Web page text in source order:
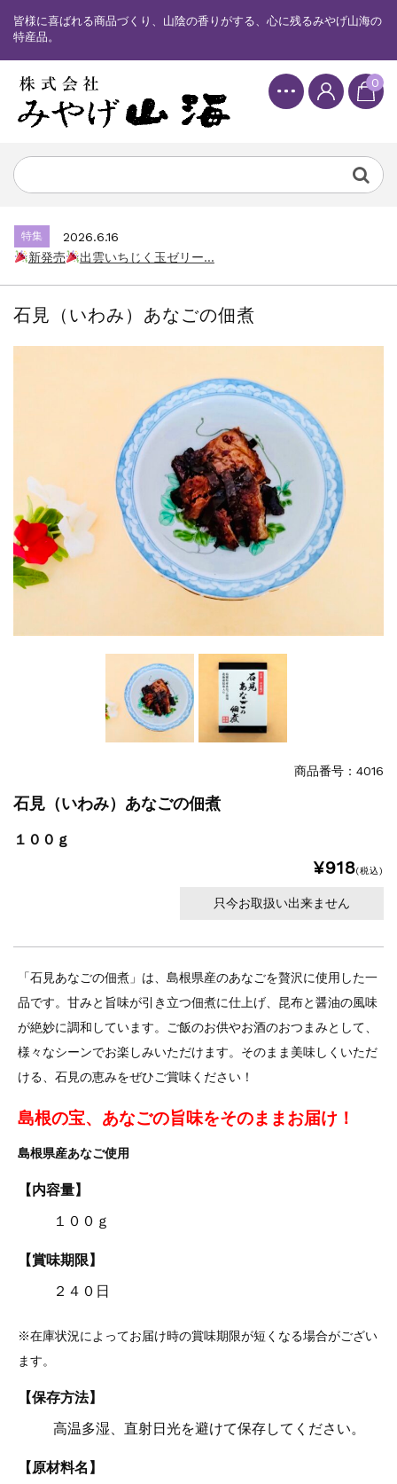
皆様に喜ばれる商品づくり、山陰の香りがする、心に残るみやげ山海の
特産品。
0
カード情報が適切ではありません。「カード...
特集
2026.7.17
特集
2026.6.16
新発売
出雲いちじく玉ゼリー...
特集
2026.7.17
出雲いちじく玉ゼリー...
カード情報が適切ではありません。「カード...
石見（いわみ）あなごの佃煮
商品番号：4016
石見（いわみ）あなごの佃煮
１００ｇ
¥918(税込)
只今お取扱い出来ません
「石見あなごの佃煮」は、島根県産のあなごを贅沢に使用した一
品です。甘みと旨味が引き立つ佃煮に仕上げ、昆布と醤油の風味
が絶妙に調和しています。ご飯のお供やお酒のおつまみとして、
様々なシーンでお楽しみいただけます。そのまま美味しくいただ
ける、石見の恵みをぜひご賞味ください！
島根の宝、あなごの旨味をそのままお届け！
島根県産あなご使用
【内容量】
１００ｇ
【賞味期限】
２４０日
※在庫状況によってお届け時の賞味期限が短くなる場合がござい
ます。
【保存方法】
高温多湿、直射日光を避けて保存してください。
【原材料名】